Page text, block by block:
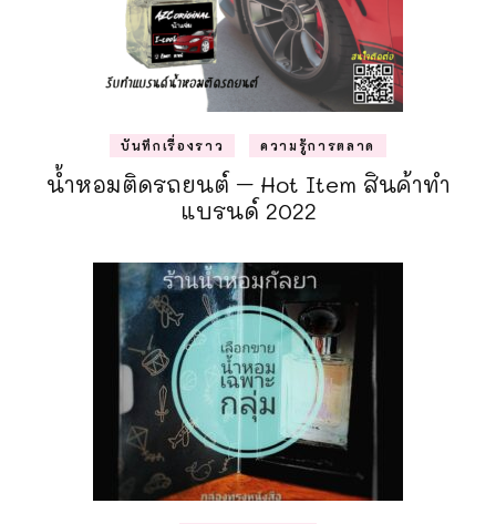
บันทึกเรื่องราว ความรู้การตลาด
น้ำหอมติดรถยนต์ – Hot Item สินค้าทำ
แบรนด์ 2022